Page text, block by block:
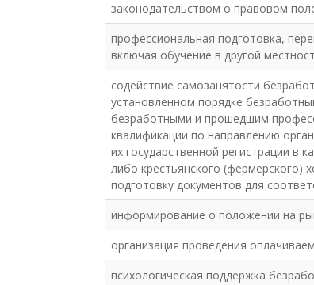
законодательством о правовом
профессиональная подготовка,
включая обучение в другой
содействие самозанятости
установленном порядке
безработными и прошедшим
квалификации по направлению
их государственной регистрации в
либо крестьянского
подготовку документов для
информирование о положении на
организация проведения
психологическая поддержка